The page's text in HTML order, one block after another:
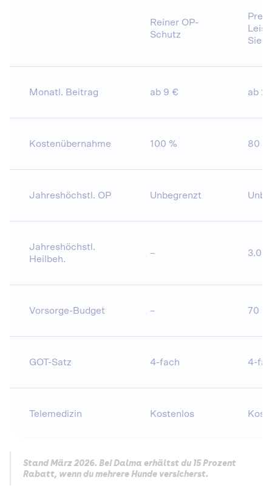
Reiner OP-
Schutz
Monatl. Beitrag ab 9 € ab
Kostenübernahme 100 % 80 %
Jahreshöchstl. OP Unbegrenzt
Jahreshöchstl.
Heilbeh.
–
Vorsorge-Budget – 70 €
GOT-Satz 4-fach 4-
Telemedizin Kostenlos
Stand März 2026. Bei Dalma erhältst du 15 Prozent
Rabatt, wenn du mehrere Hunde versicherst.